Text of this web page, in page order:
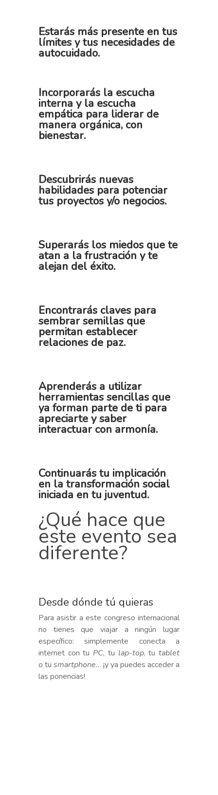
Estarás más presente en tus
límites y tus necesidades de
autocuidado.
Incorporarás la escucha
interna y la escucha
empática para liderar de
manera orgánica, con
bienestar.
Descubrirás nuevas
habilidades para potenciar
tus proyectos y/o negocios.
Superarás los miedos que te
atan a la frustración y te
alejan del éxito.
Encontrarás claves para
sembrar semillas que
permitan establecer
relaciones de paz.
Aprenderás a utilizar
herramientas sencillas que
ya forman parte de ti para
apreciarte y saber
interactuar con armonía.
Continuarás tu implicación
en la transformación social
iniciada en tu juventud.
¿Qué hace que
este evento sea
diferente?
Desde dónde tú quieras
Para asistir a este congreso internacional
no tienes que viajar a ningún lugar
específico: simplemente conecta a
internet con tu PC, tu lap-top, tutablet
o tu smartphone… ¡y ya puedes acceder a
las ponencias!